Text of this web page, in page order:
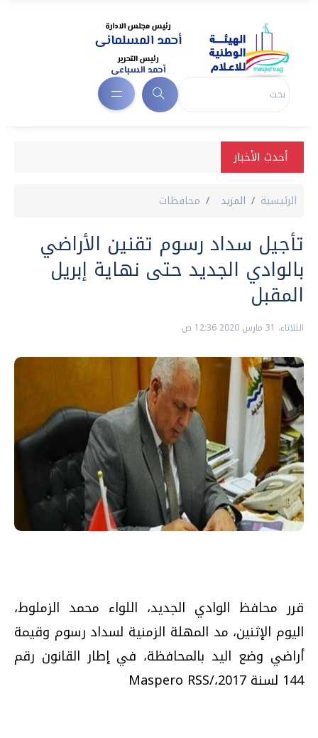
أحدث الأخبار
الرئيسية المزيد محافظات
تأجيل سداد رسوم تقنين الأراضي
بالوادي الجديد حتى نهاية إبريل
المقبل
الثلاثاء، 31 مارس 2020 12:36 ص
قرر محافظ الوادي الجديد، اللواء محمد الزملوط،
اليوم الإثنين، مد المهلة الزمنية لسداد رسوم وقيمة
أراضي وضع اليد بالمحافظة، في إطار القانون رقم
144 لسنة 2017،/Maspero RSS